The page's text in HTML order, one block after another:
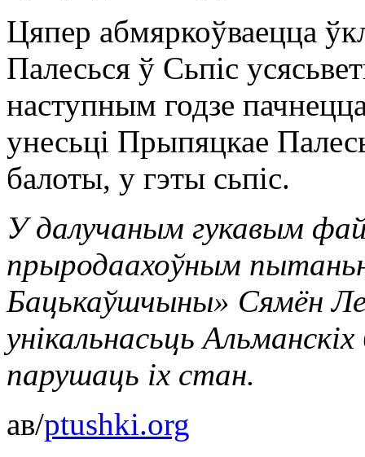
Цяпер абмяркоўваецца
Палесься ў Сьпіс
наступным годзе
унесьці Прыпяцкае
балоты, у гэты сьпіс.
У далучаным гукавым
прыродаахоўным
Бацькаўшчыны» Сямён
унікальнасьць
парушаць іх стан.
ав/ptushki.org